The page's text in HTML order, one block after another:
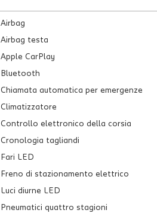
Airbag
Airbag testa
Apple CarPlay
Bluetooth
Chiamata automatica per emergenze
Climatizzatore
Controllo elettronico della corsia
Cronologia tagliandi
Fari LED
Freno di stazionamento elettrico
Luci diurne LED
Pneumatici quattro stagioni